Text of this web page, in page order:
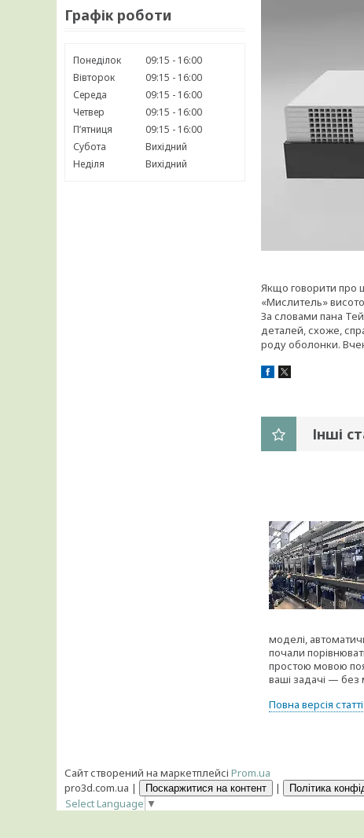
Графік роботи
Понеділок 09:15
16:00
Вівторок
09:15
16:00
Середа
09:15
16:00
Четвер
09:15
16:00
Пʼятниця
09:15
16:00
Субота
Вихідний
Неділя
Вихідний
Якщо говорити про
«Мислитель»
За словами пана
деталей, схоже,
роду оболонки.
Інші
моделі,
почали
простою мовою
ваші задачі — без
Повна версія статті
Сайт створений на маркетплейсі Prom.ua
pro3d.com.ua |
Поскаржитися на контент | Політика
Select Language ▼